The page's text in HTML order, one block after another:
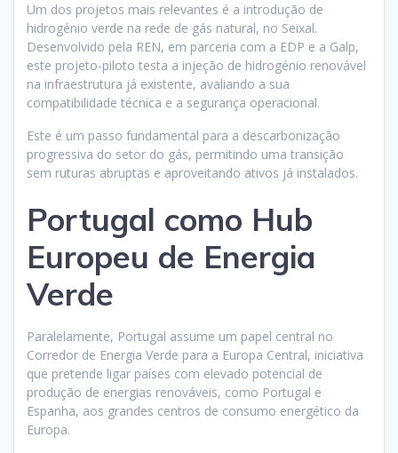
Um dos projetos mais relevantes é a introdução de
hidrogénio verde na rede de gás natural, no Seixal.
Desenvolvido pela REN, em parceria com a EDP e a Galp,
este projeto-piloto testa a injeção de hidrogénio renovável
na infraestrutura já existente, avaliando a sua
compatibilidade técnica e a segurança operacional.
Este é um passo fundamental para a descarbonização
progressiva do setor do gás, permitindo uma transição
sem ruturas abruptas e aproveitando ativos já instalados.
Portugal como Hub
Europeu de Energia
Verde
Paralelamente, Portugal assume um papel central no
Corredor de Energia Verde para a Europa Central, iniciativa
que pretende ligar países com elevado potencial de
produção de energias renováveis, como Portugal e
Espanha, aos grandes centros de consumo energético da
Europa.